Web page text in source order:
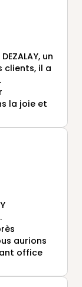
un
clients, il a
la joie et
RIDEAU.
aurions
office